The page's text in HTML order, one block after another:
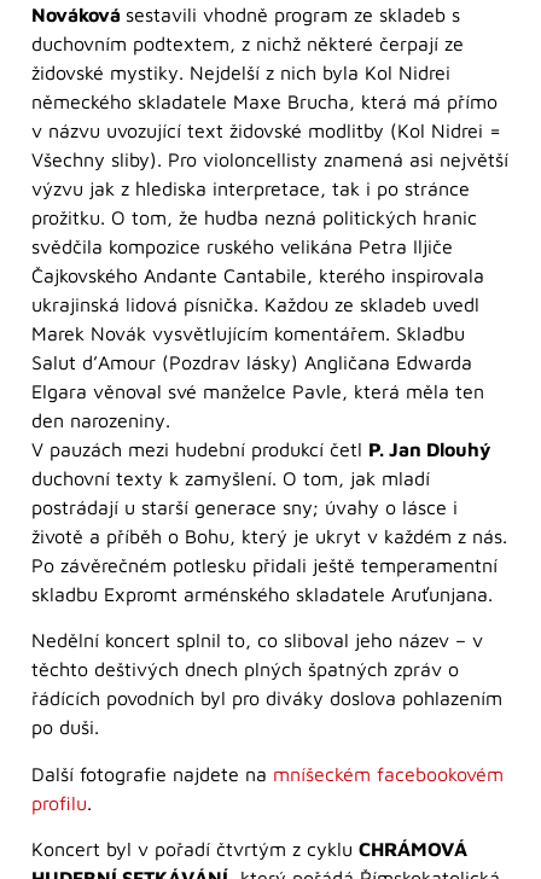
Nováková sestavili vhodně program ze skladeb s
duchovním podtextem, z nichž některé čerpají ze
židovské mystiky. Nejdelší z nich byla Kol Nidrei
německého skladatele Maxe Brucha, která má přímo
v názvu uvozující text židovské modlitby (Kol Nidrei =
Všechny sliby). Pro violoncellisty znamená asi největší
výzvu jak z hlediska interpretace, tak i po stránce
prožitku. O tom, že hudba nezná politických hranic
svědčila kompozice ruského velikána Petra Iljiče
Čajkovského Andante Cantabile, kterého inspirovala
ukrajinská lidová písnička. Každou ze skladeb uvedl
Marek Novák vysvětlujícím komentářem. Skladbu
Salut d’Amour (Pozdrav lásky) Angličana Edwarda
Elgara věnoval své manželce Pavle, která měla ten
den narozeniny.
V pauzách mezi hudební produkcí četl P. Jan Dlouhý
duchovní texty k zamyšlení. O tom, jak mladí
postrádají u starší generace sny; úvahy o lásce i
životě a příběh o Bohu, který je ukryt v každém z nás.
Po závěrečném potlesku přidali ještě temperamentní
skladbu Expromt arménského skladatele Aruťunjana.
Nedělní koncert splnil to, co sliboval jeho název – v
těchto deštivých dnech plných špatných zpráv o
řádících povodních byl pro diváky doslova pohlazením
po duši.
Další fotografie najdete na mníšeckém facebookovém
profilu.
Koncert byl v pořadí čtvrtým z cyklu CHRÁMOVÁ